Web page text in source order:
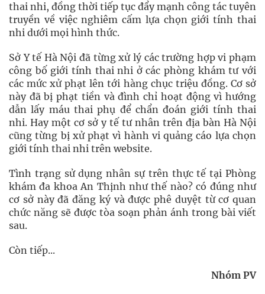
thai nhi, đồng thời tiếp tục đẩy mạnh công tác tuyên
truyền về việc nghiêm cấm lựa chọn giới tính thai
nhi dưới mọi hình thức.
Sở Y tế Hà Nội đã từng xử lý các trường hợp vi phạm
công bố giới tính thai nhi ở các phòng khám tư với
các mức xử phạt lên tới hàng chục triệu đồng. Cơ sở
này đã bị phạt tiền và đình chỉ hoạt động vì hướng
dẫn lấy máu thai phụ để chẩn đoán giới tính thai
nhi. Hay một cơ sở y tế tư nhân trên địa bàn Hà Nội
cũng từng bị xử phạt vì hành vi quảng cáo lựa chọn
giới tính thai nhi trên website.
Tình trạng sử dụng nhân sự trên thực tế tại Phòng
khám đa khoa An Thịnh như thế nào? có đúng như
cơ sở này đã đăng ký và được phê duyệt từ cơ quan
chức năng sẽ được tòa soạn phản ánh trong bài viết
sau.
Còn tiếp...
Nhóm PV